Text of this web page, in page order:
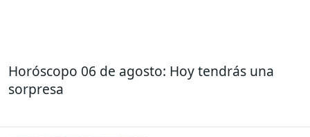
Horóscopo 06 de agosto: Hoy tendrás una
sorpresa